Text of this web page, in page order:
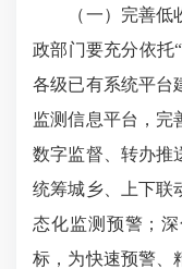
（一）完善低收
政部门要充分依托
各级已有系统平台
监测信息平台，完
数字监督、转办推
统筹城乡、上下联
态化监测预警；
标，为快速预警、